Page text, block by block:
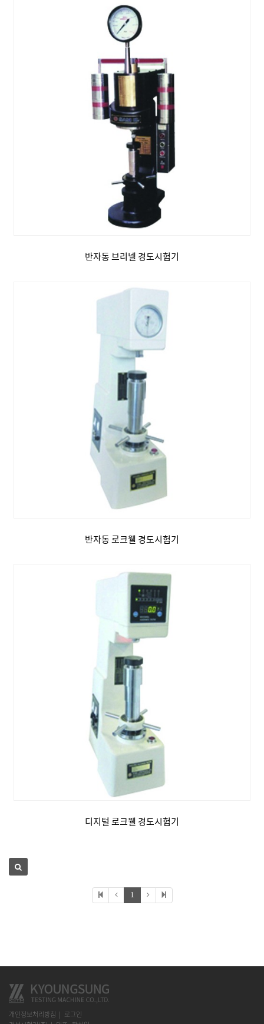
반자동 브리넬 경도시험기
반자동 로크웰 경도시험기
디지털 로크웰 경도시험기
1
개인정보처리방침
로그인